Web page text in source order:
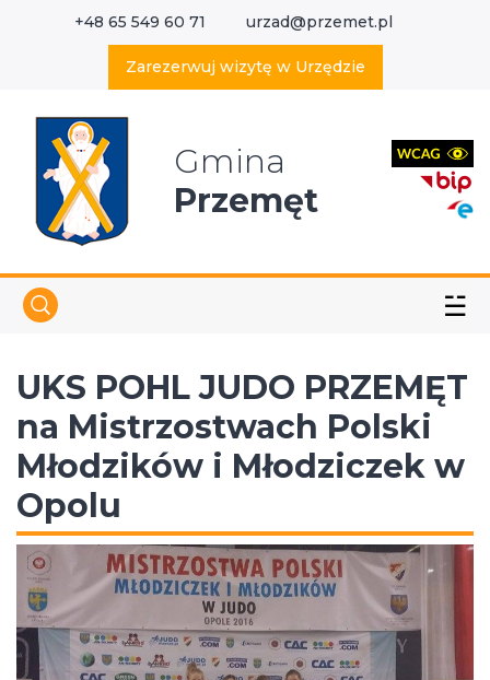
+48 65 549 60 71 urzad@przemet.pl
Zarezerwuj wizytę w Urzędzie
Gmina
Przemęt
☱
UKS POHL JUDO PRZEMĘT
na Mistrzostwach Polski
Młodzików i Młodziczek w
Opolu
Wyszukaj w serwisie